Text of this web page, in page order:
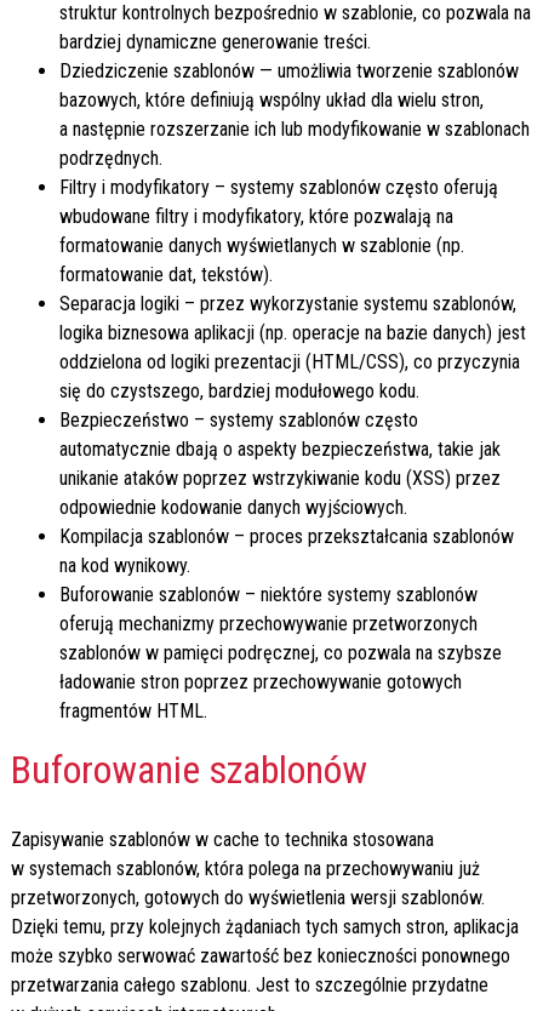
struktur kontrolnych bezpośrednio w szablonie, co pozwala na
bardziej dynamiczne generowanie treści.
Dziedziczenie szablonów — umożliwia tworzenie szablonów
bazowych, które definiują wspólny układ dla wielu stron,
a następnie rozszerzanie ich lub modyfikowanie w szablonach
podrzędnych.
Filtry i modyfikatory – systemy szablonów często oferują
wbudowane filtry i modyfikatory, które pozwalają na
formatowanie danych wyświetlanych w szablonie (np.
formatowanie dat, tekstów).
Separacja logiki – przez wykorzystanie systemu szablonów,
logika biznesowa aplikacji (np. operacje na bazie danych) jest
oddzielona od logiki prezentacji (HTML/CSS), co przyczynia
się do czystszego, bardziej modułowego kodu.
Bezpieczeństwo – systemy szablonów często
automatycznie dbają o aspekty bezpieczeństwa, takie jak
unikanie ataków poprzez wstrzykiwanie kodu (XSS) przez
odpowiednie kodowanie danych wyjściowych.
Kompilacja szablonów – proces przekształcania szablonów
na kod wynikowy.
Buforowanie szablonów – niektóre systemy szablonów
oferują mechanizmy przechowywanie przetworzonych
szablonów w pamięci podręcznej, co pozwala na szybsze
ładowanie stron poprzez przechowywanie gotowych
fragmentów HTML.
Buforowanie szablonów
Zapisywanie szablonów w cache to technika stosowana
w systemach szablonów, która polega na przechowywaniu już
przetworzonych, gotowych do wyświetlenia wersji szablonów.
Dzięki temu, przy kolejnych żądaniach tych samych stron, aplikacja
może szybko serwować zawartość bez konieczności ponownego
przetwarzania całego szablonu. Jest to szczególnie przydatne